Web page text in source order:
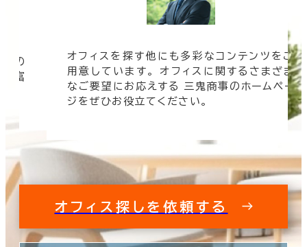
の
豊富
オフィスを探す他にも多彩なコンテンツをご
用意しています。 オフィスに関するさまざま
なご要望にお応えする 三鬼商事のホームペー
ジをぜひお役立てください。
オフィス探しを依頼する